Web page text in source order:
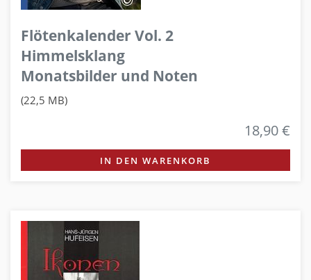
Flötenkalender Vol. 2
Himmelsklang
Monatsbilder und Noten
(22,5 MB)
18,90 €
IN DEN WARENKORB